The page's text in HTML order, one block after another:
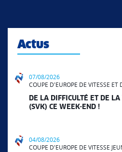
Actus
07/08/2026
COUPE D'EUROPE DE VITESSE ET
DE LA DIFFICULTÉ ET DE
(SVK) CE WEEK-END !
04/08/2026
COUPE D'EUROPE DE VITESSE